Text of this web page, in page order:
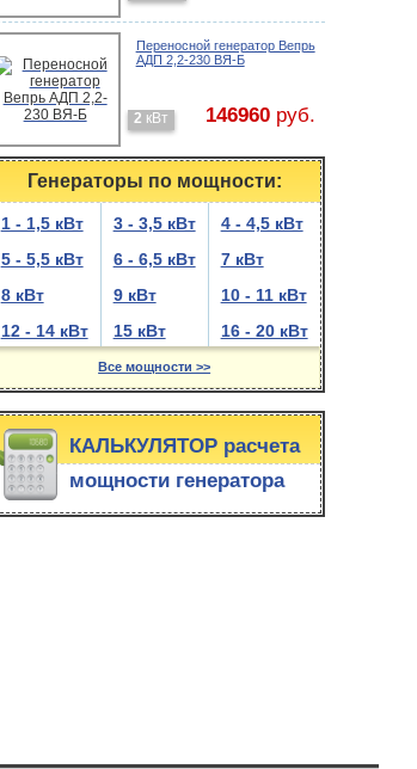
Переносной генератор Вепрь
АДП 2,2-230 ВЯ-Б
2 кВт 146960руб.
Генераторы по мощности:
1 - 1,5 кВт 3 - 3,5 кВт
4 - 4,5 кВт
5 - 5,5 кВт
6 - 6,5 кВт
7 кВт
8 кВт
9 кВт
10 - 11 кВт
12 - 14 кВт
15 кВт 16 - 20 кВт
Все мощности >>
КАЛЬКУЛЯТОР расчета
мощности генератора